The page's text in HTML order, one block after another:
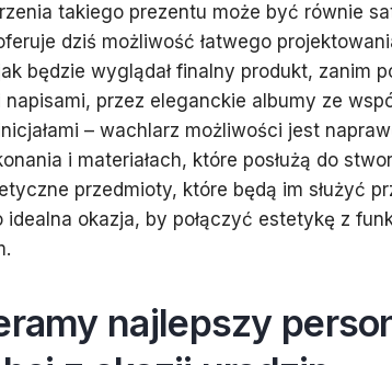
takiego prezentu może być równie
dziś możliwość łatwego
będzie wyglądał finalny produkt, zanim
napisami, przez eleganckie albumy ze
– wachlarz możliwości jest
i materiałach, które posłużą do
przedmioty, które będą im służyć
idealna okazja, by połączyć estetykę z
najlepszy